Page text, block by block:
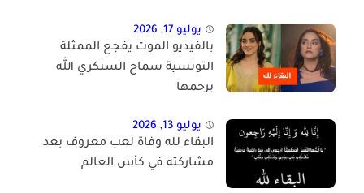
يوليو 17, 2026
بالفيديو الموت يفجع الممثلة
التونسية سماح السنكري الله
يرحمها
يوليو 13, 2026
البقاء لله وفاة لعب معروف بعد
مشاركته في كأس العالم